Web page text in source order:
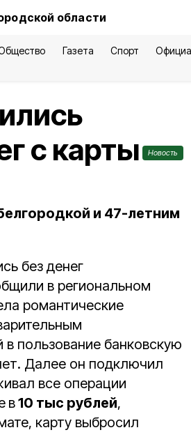
области
Газета Спорт
с карты
Новость
и 47-летним
без денег
в региональном
романтические
пользование банковскую
Далее он подключил
все операции
в10 тыс рублей,
карту выбросил